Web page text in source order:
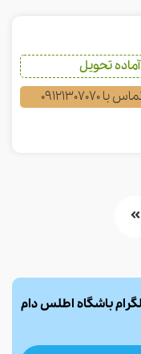
آماده تحویل
باشگاه اطلس دام